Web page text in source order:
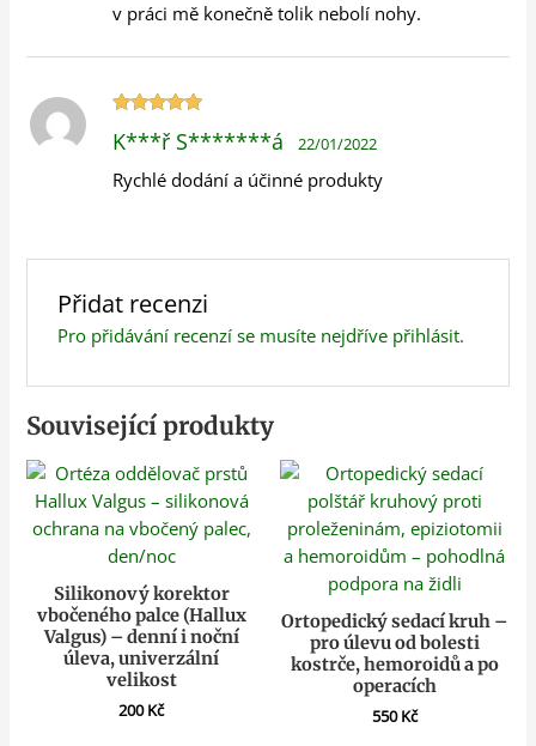
v práci mě konečně tolik nebolí nohy.
5z 5
K***ř S*******á 22/01/2022
Rychlé dodání a účinné produkty
Přidat recenzi
Pro přidávání recenzí se musíte nejdříve přihlásit.
Související produkty
Silikonový korektor
vbočeného palce (Hallux
Valgus) – denní i noční
úleva, univerzální
velikost
200Kč
Ortopedický sedací kruh –
pro úlevu od bolesti
kostrče, hemoroidů a po
operacích
550Kč